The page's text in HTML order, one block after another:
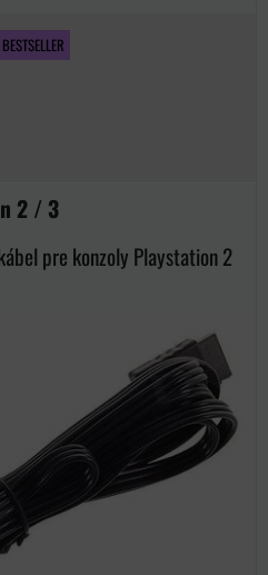
BESTSELLER
2 / 3
pre konzoly Playstation 2